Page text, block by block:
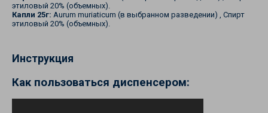
этиловый 20% (объемных).
Капли 25г: Aurum muriaticum (в выбранном разведении) , Спирт
этиловый 20% (объемных).
Инструкция
Как пользоваться диспенсером: